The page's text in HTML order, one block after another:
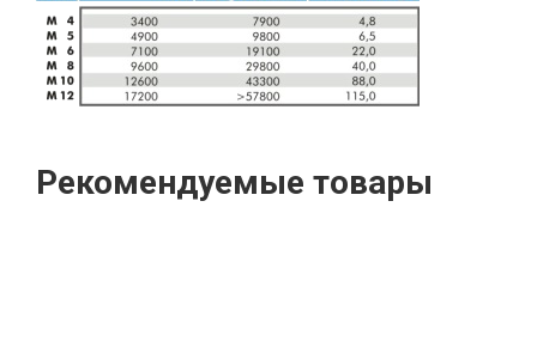
Рекомендуемые товары